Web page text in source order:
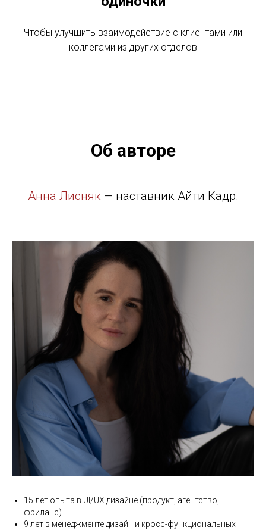
Чтобы улучшить взаимодействие с клиентами или
коллегами из других отделов
Об авторе
Анна Лисняк — наставник Айти Кадр.
15 лет опыта в UI/UX дизайне (продукт, агентство,
фриланс)
9 лет в менеджменте дизайн и кросс-функциональных